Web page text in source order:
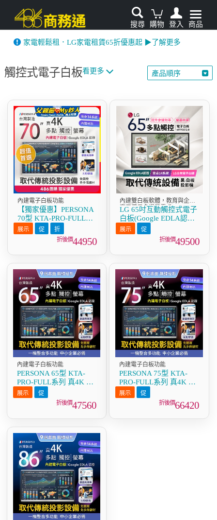
搜尋 購物 登入 商品
家電輕鬆租．LG家電租賃65折優惠起 ▶了解更多
觸控式電子白板看更多 產品順序
內建電子白板功能
【獨家優惠】PERSONA
70型 KTA-PRO-FULL系
列 真4K 多點觸控螢幕
(內建電子白板 安卓
14/Google EDLA認證)
44950
內建雙白板軟體，教育與企業
應用滿足多場景需求
LG 65吋互動觸控式電子
白板(Google EDLA認證
搭載最新版Android版本)
65TR3DQ-B
49500
內建電子白板功能
PERSONA 65型 KTA-
PRO-FULL系列 真4K 多
點觸控螢幕 (內建電子白
板 安卓14/Google EDLA
47560
內建電子白板功能
PERSONA 75型 KTA-
PRO-FULL系列 真4K 多
點觸控螢幕 (內建電子白
板 安卓14/Google EDLA
66420